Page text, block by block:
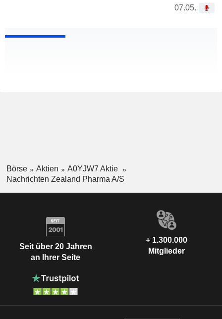
07.05.
Börse Aktien
A0YJW7 Aktie
Nachrichten Zealand Pharma A/S
Seit über 20 Jahren
an Ihrer Seite
+ 1.300.000
Mitglieder